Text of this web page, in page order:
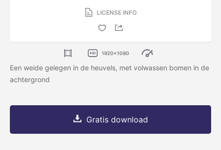
LICENSE INFO
1920x1080
Een weide gelegen in de heuvels, met volwassen bomen in de
achtergrond
Gratis download